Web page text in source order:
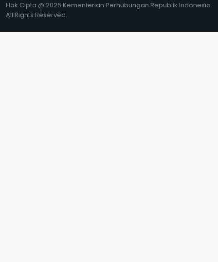
Hak Cipta @ 2026 Kementerian Perhubungan Republik Indonesia.
All Rights Reserved.